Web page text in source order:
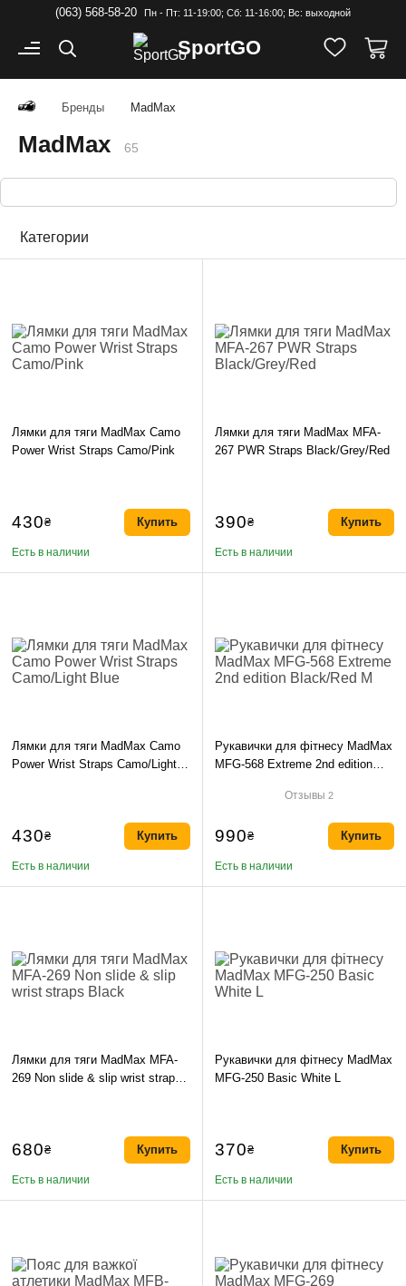
(063) 568-58-20 Пн - Пт: 11-19:00; Cб: 11-16:00; Вс: выходной
SportGO
Бренды MadMax
MadMax 65
Категории
Лямки для тяги MadMax Camo
Power Wrist Straps Camo/Pink
430₴
Есть в наличии
Купить
Лямки для тяги MadMax MFA-
267 PWR Straps Black/Grey/Red
390₴
Есть в наличии
Купить
Лямки для тяги MadMax Camo
Power Wrist Straps Camo/Light
430₴
Есть в наличии
Купить
Рукавички для фітнесу MadMax
MFG-568 Extreme 2nd edition
Отзывы2
990₴
Есть в наличии
Купить
Лямки для тяги MadMax MFA-
269 Non slide & slip wrist straps
680₴
Есть в наличии
Купить
Рукавички для фітнесу MadMax
MFG-250 Basic White L
370₴
Есть в наличии
Купить